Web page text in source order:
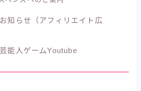
知らせ（アフィリエイト広
能人ゲームYoutube